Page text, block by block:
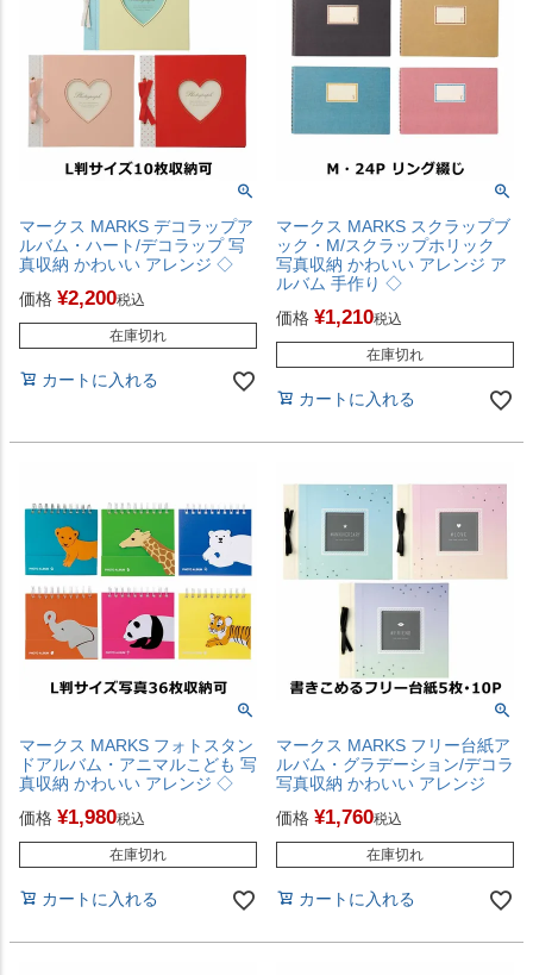
マークス MARKS デコラップア
ルバム・ハート/デコラップ 写
真収納 かわいい アレンジ ◇
価格 ¥2,200税込
在庫切れ
カートに入れる
マークス MARKS スクラップブ
ック・M/スクラップホリック
写真収納 かわいい アレンジ ア
ルバム 手作り ◇
価格 ¥1,210税込
在庫切れ
カートに入れる
マークス MARKS フォトスタン
ドアルバム・アニマルこども 写
真収納 かわいい アレンジ ◇
価格 ¥1,980税込
在庫切れ
カートに入れる
マークス MARKS フリー台紙ア
ルバム・グラデーション/デコラ
写真収納 かわいい アレンジ
価格 ¥1,760税込
在庫切れ
カートに入れる